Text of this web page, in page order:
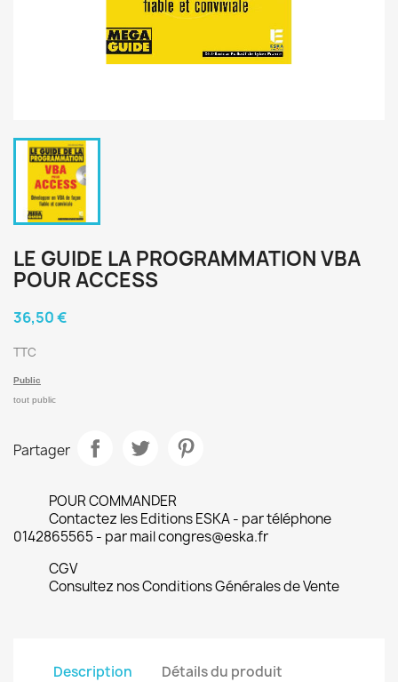
LE GUIDE LA PROGRAMMATION VBA
POUR ACCESS
36,50 €
TTC
Public
tout public
Partager
POUR COMMANDER
Contactez les Editions ESKA - par téléphone
0142865565 - par mail congres@eska.fr
CGV
Consultez nos Conditions Générales de Vente
Description Détails du produit